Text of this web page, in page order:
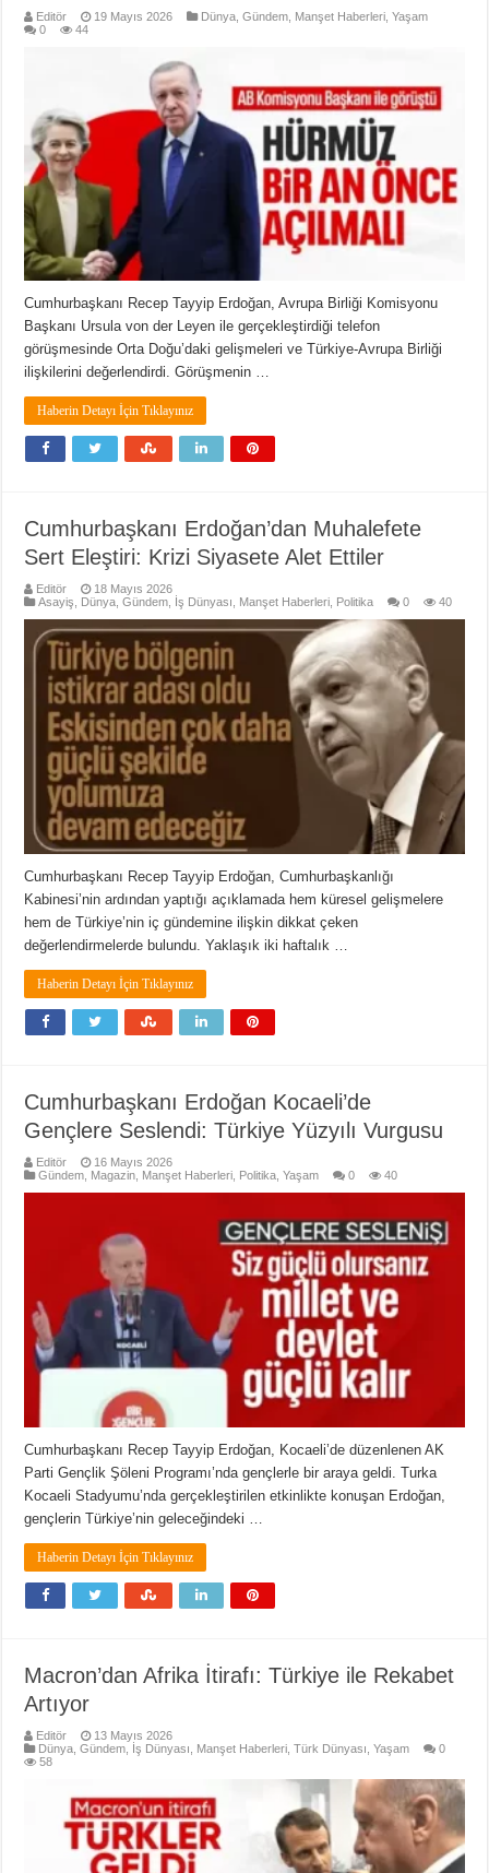
Editör 19 Mayıs 2026 Dünya ,Gündem Manşet Haberleri ,Yaşam
0
44
Cumhurbaşkanı Recep Tayyip Erdoğan, Avrupa Birliği Komisyonu
Başkanı Ursula von der Leyen ile gerçekleştirdiği telefon
görüşmesinde Orta Doğu’daki gelişmeleri ve Türkiye-Avrupa Birliği
ilişkilerini değerlendirdi. Görüşmenin …
Haberin Detayı İçin Tıklayınız
Cumhurbaşkanı Erdoğan’dan Muhalefete
Sert Eleştiri: Krizi Siyasete Alet Ettiler
Editör
18 Mayıs 2026
Asayiş
Dünya ,Gündem İş Dünyası Manşet Haberleri Politika 0 40
Cumhurbaşkanı Recep Tayyip Erdoğan, Cumhurbaşkanlığı
Kabinesi’nin ardından yaptığı açıklamada hem küresel gelişmelere
hem de Türkiye’nin iç gündemine ilişkin dikkat çeken
değerlendirmelerde bulundu. Yaklaşık iki haftalık …
Haberin Detayı İçin Tıklayınız
Cumhurbaşkanı Erdoğan Kocaeli’de
Gençlere Seslendi: Türkiye Yüzyılı Vurgusu
Editör
16 Mayıs 2026
Gündem Magazin Manşet Haberleri Politika ,Yaşam 0 40
Cumhurbaşkanı Recep Tayyip Erdoğan, Kocaeli’de düzenlenen AK
Parti Gençlik Şöleni Programı’nda gençlerle bir araya geldi. Turka
Kocaeli Stadyumu’nda gerçekleştirilen etkinlikte konuşan Erdoğan,
gençlerin Türkiye’nin geleceğindeki …
Haberin Detayı İçin Tıklayınız
Macron’dan Afrika İtirafı: Türkiye ile Rekabet
Artıyor
Editör
13 Mayıs 2026
Dünya ,Gündem İş Dünyası Manşet Haberleri ,Türk Dünyası ,Yaşam
0
58